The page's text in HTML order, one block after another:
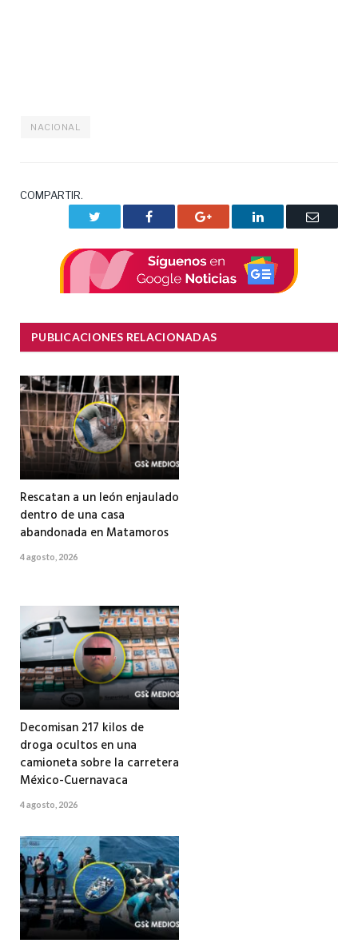
NACIONAL
COMPARTIR.
Facebook Google+ LinkedIn
Correo
PUBLICACIONES RELACIONADAS
Rescatan a un león enjaulado
dentro de una casa
abandonada en Matamoros
4 agosto, 2026
Decomisan 217 kilos de
droga ocultos en una
camioneta sobre la carretera
México-Cuernavaca
4 agosto, 2026